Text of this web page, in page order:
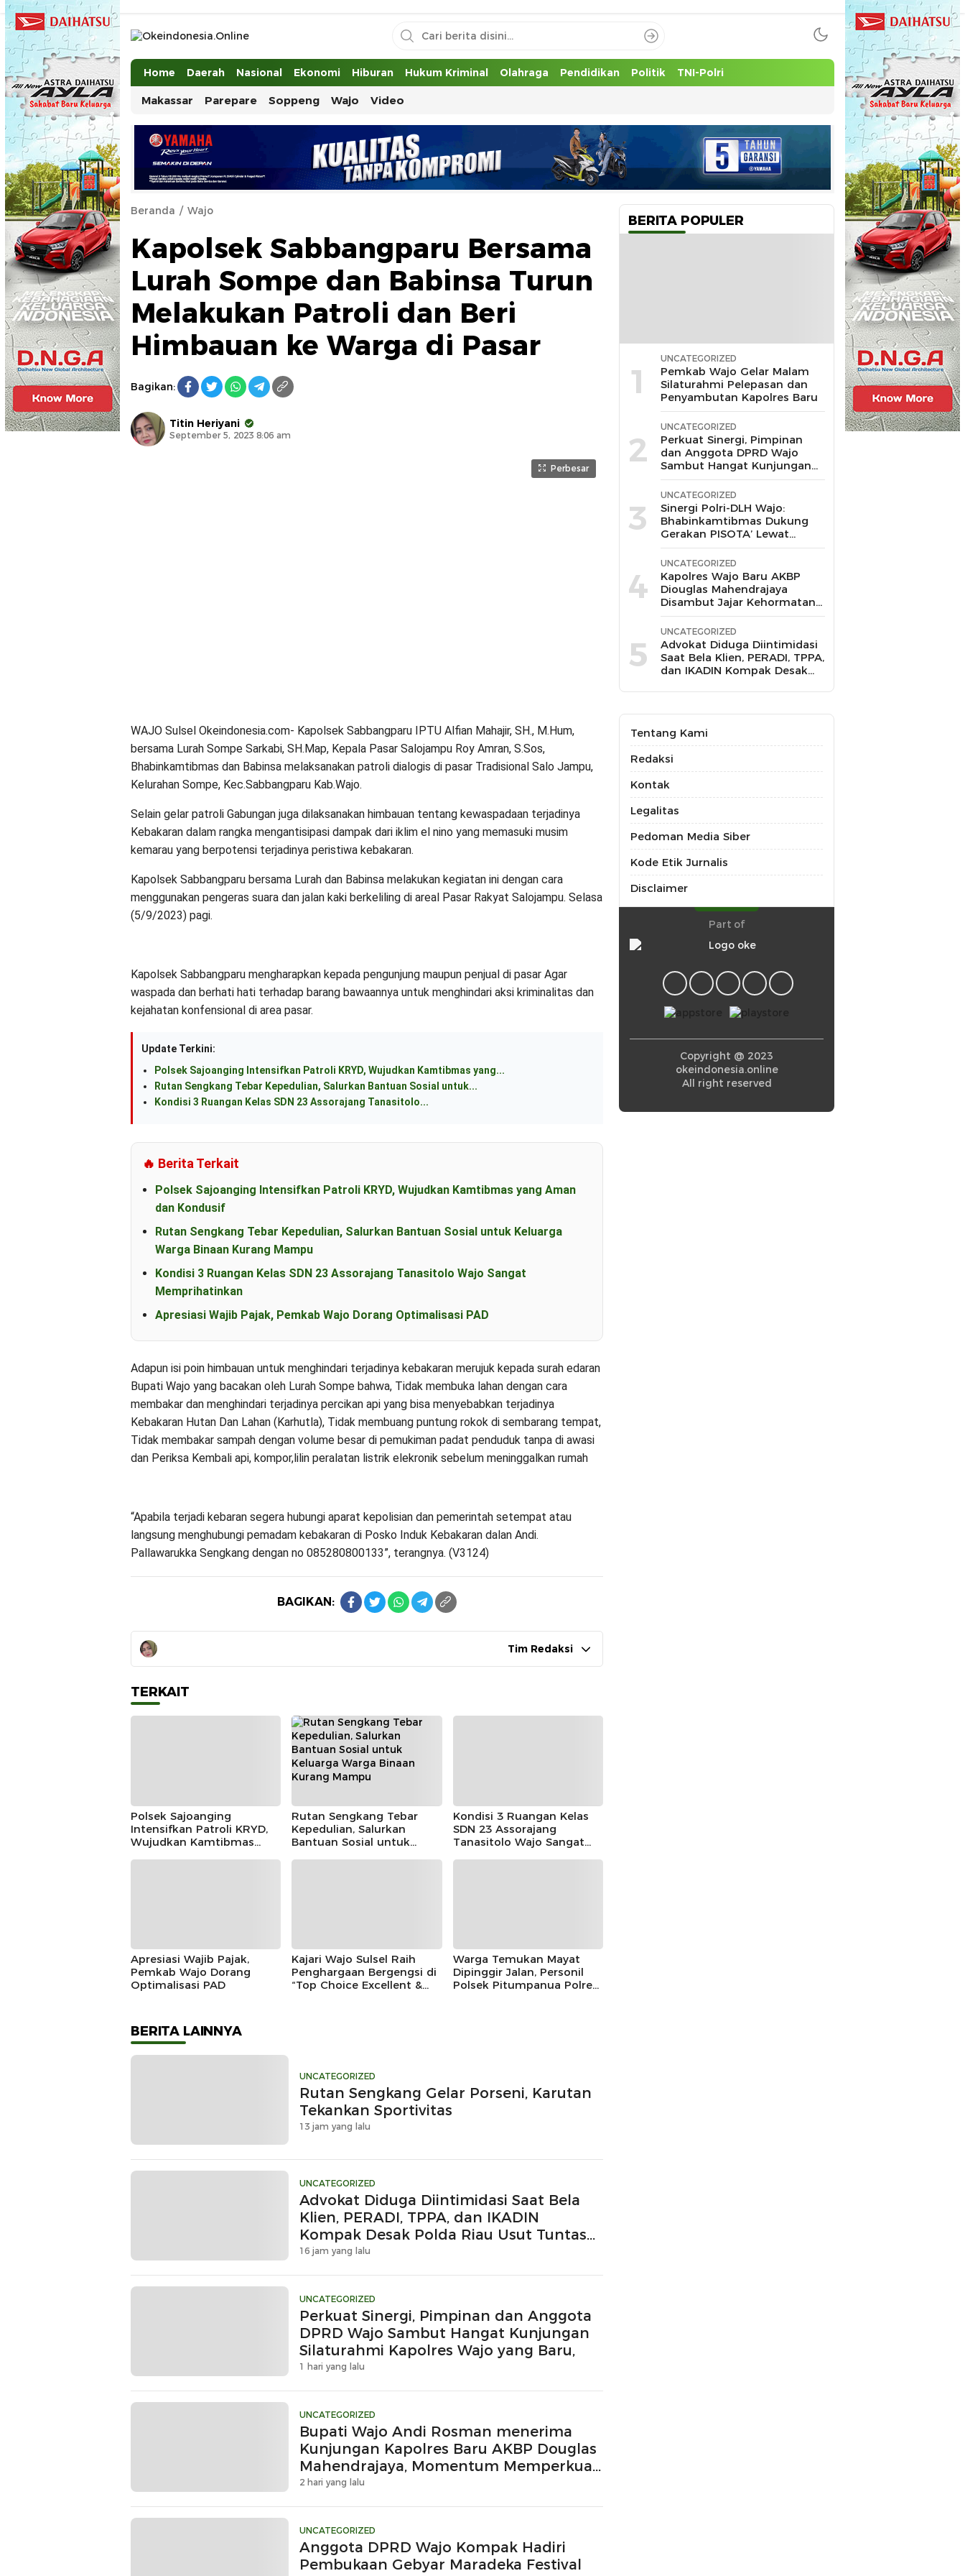
Okeindonesia.Online
Mengonlinekan Indonesia Secara Utuh
Home
Daerah Nasional Ekonomi Hiburan Hukum Kriminal Olahraga Pendidikan Politik TNI-Polri
Makassar Parepare Soppeng Wajo Video
Beranda Wajo
Kapolsek Sabbangparu Bersama
Lurah Sompe dan Babinsa Turun
Melakukan Patroli dan Beri
Himbauan ke Warga di Pasar
Bagikan:
Titin Heriyani
September 5, 2023 8:06 am
Perbesar
WAJO Sulsel Okeindonesia.com- Kapolsek Sabbangparu IPTU Alfian Mahajir, SH., M.Hum,
bersama Lurah Sompe Sarkabi, SH.Map, Kepala Pasar Salojampu Roy Amran, S.Sos,
Bhabinkamtibmas dan Babinsa melaksanakan patroli dialogis di pasar Tradisional Salo Jampu,
Kelurahan Sompe, Kec.Sabbangparu Kab.Wajo.
Selain gelar patroli Gabungan juga dilaksanakan himbauan tentang kewaspadaan terjadinya
Kebakaran dalam rangka mengantisipasi dampak dari iklim el nino yang memasuki musim
kemarau yang berpotensi terjadinya peristiwa kebakaran.
Kapolsek Sabbangparu bersama Lurah dan Babinsa melakukan kegiatan ini dengan cara
menggunakan pengeras suara dan jalan kaki berkeliling di areal Pasar Rakyat Salojampu. Selasa
(5/9/2023) pagi.
Kapolsek Sabbangparu mengharapkan kepada pengunjung maupun penjual di pasar Agar
waspada dan berhati hati terhadap barang bawaannya untuk menghindari aksi kriminalitas dan
kejahatan konfensional di area pasar.
Update Terkini:
Polsek Sajoanging Intensifkan Patroli KRYD, Wujudkan Kamtibmas yang...
Rutan Sengkang Tebar Kepedulian, Salurkan Bantuan Sosial untuk...
Kondisi 3 Ruangan Kelas SDN 23 Assorajang Tanasitolo...
🔥 Berita Terkait
Polsek Sajoanging Intensifkan Patroli KRYD, Wujudkan Kamtibmas yang Aman
dan Kondusif
Rutan Sengkang Tebar Kepedulian, Salurkan Bantuan Sosial untuk Keluarga
Warga Binaan Kurang Mampu
Kondisi 3 Ruangan Kelas SDN 23 Assorajang Tanasitolo Wajo Sangat
Memprihatinkan
Apresiasi Wajib Pajak, Pemkab Wajo Dorang Optimalisasi PAD
Adapun isi poin himbauan untuk menghindari terjadinya kebakaran merujuk kepada surah edaran
Bupati Wajo yang bacakan oleh Lurah Sompe bahwa, Tidak membuka lahan dengan cara
membakar dan menghindari terjadinya percikan api yang bisa menyebabkan terjadinya
Kebakaran Hutan Dan Lahan (Karhutla), Tidak membuang puntung rokok di sembarang tempat,
Tidak membakar sampah dengan volume besar di pemukiman padat penduduk tanpa di awasi
dan Periksa Kembali api, kompor,lilin peralatan listrik elekronik sebelum meninggalkan rumah
“Apabila terjadi kebaran segera hubungi aparat kepolisian dan pemerintah setempat atau
langsung menghubungi pemadam kebakaran di Posko Induk Kebakaran dalan Andi.
Pallawarukka Sengkang dengan no 085280800133”, terangnya. (V3124)
BAGIKAN:
Tim Redaksi
TERKAIT
Polsek Sajoanging
Intensifkan Patroli KRYD,
Wujudkan Kamtibmas
Rutan Sengkang Tebar
Kepedulian, Salurkan
Bantuan Sosial untuk
Kondisi 3 Ruangan Kelas
SDN 23 Assorajang
Tanasitolo Wajo Sangat
Apresiasi Wajib Pajak,
Pemkab Wajo Dorang
Optimalisasi PAD
Kajari Wajo Sulsel Raih
Penghargaan Bergengsi di
“Top Choice Excellent &
Warga Temukan Mayat
Dipinggir Jalan, Personil
Polsek Pitumpanua Polres
BERITA LAINNYA
UNCATEGORIZED
Rutan Sengkang Gelar Porseni, Karutan
Tekankan Sportivitas
13 jam yang lalu
UNCATEGORIZED
Advokat Diduga Diintimidasi Saat Bela
Klien, PERADI, TPPA, dan IKADIN
Kompak Desak Polda Riau Usut Tuntas
Dugaan Premanisme
16 jam yang lalu
UNCATEGORIZED
Perkuat Sinergi, Pimpinan dan Anggota
DPRD Wajo Sambut Hangat Kunjungan
Silaturahmi Kapolres Wajo yang Baru,
1 hari yang lalu
UNCATEGORIZED
Bupati Wajo Andi Rosman menerima
Kunjungan Kapolres Baru AKBP Douglas
Mahendrajaya, Momentum Memperkuat
Sinergi
2 hari yang lalu
UNCATEGORIZED
Anggota DPRD Wajo Kompak Hadiri
Pembukaan Gebyar Maradeka Festival
BERITA POPULER
1
UNCATEGORIZED
Pemkab Wajo Gelar Malam
Silaturahmi Pelepasan dan
Penyambutan Kapolres Baru
2
UNCATEGORIZED
Perkuat Sinergi, Pimpinan
dan Anggota DPRD Wajo
Sambut Hangat Kunjungan
Silaturahmi Kapolres Wajo
yang Baru,
3
UNCATEGORIZED
Sinergi Polri-DLH Wajo:
Bhabinkamtibmas Dukung
Gerakan PISOTA’ Lewat
Motor Sampah
4
UNCATEGORIZED
Kapolres Wajo Baru AKBP
Diouglas Mahendrajaya
Disambut Jajar Kehormatan
dan Tari Padduppa
5
UNCATEGORIZED
Advokat Diduga Diintimidasi
Saat Bela Klien, PERADI, TPPA,
dan IKADIN Kompak Desak
Dugaan Premanisme
Tentang Kami
Redaksi
Kontak
Legalitas
Pedoman Media Siber
Kode Etik Jurnalis
Disclaimer
Part of
Copyright @ 2023
okeindonesia.online
All right reserved